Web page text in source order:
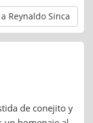
Reynaldo Sinca
de conejito y